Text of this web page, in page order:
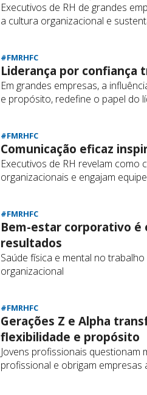
Executivos de RH de grandes
a cultura organizacional e
#FMRHFC
Liderança por confiança
Em grandes empresas, a
e propósito, redefine o papel do
#FMRHFC
Comunicação eficaz
Executivos de RH revelam
organizacionais e engajam
#FMRHFC
Bem-estar corporativo
resultados
Saúde física e mental no
organizacional
#FMRHFC
Gerações Z e Alpha
flexibilidade e propósito
Jovens profissionais questionam
profissional e obrigam